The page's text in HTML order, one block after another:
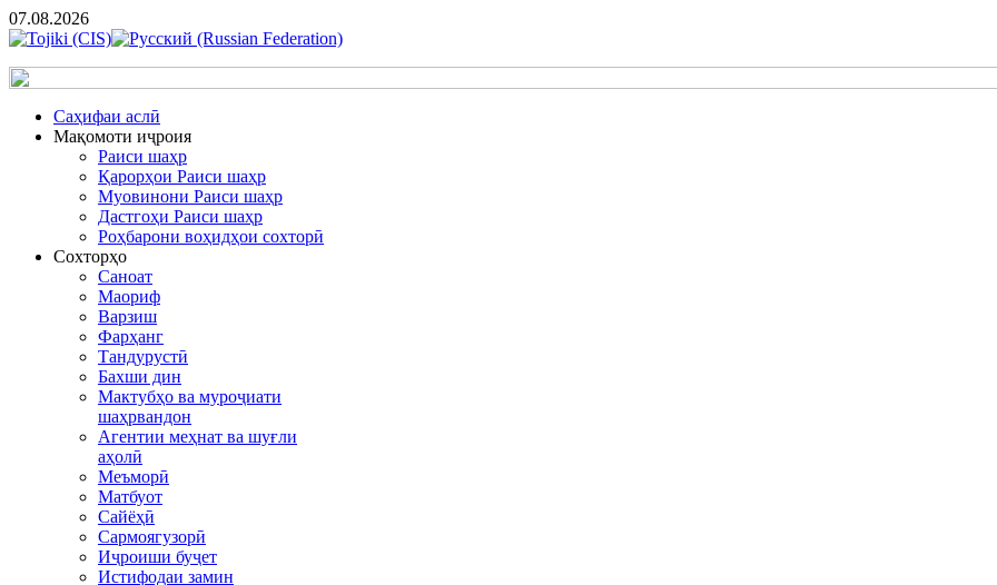
07.08.2026
Cаҳифаи аслӣ
Мақомоти иҷроия
Раиси шаҳр
Қарорҳои Раиси шаҳр
Муовинони Раиси шаҳр
Дастгоҳи Раиси шаҳр
Роҳбарони воҳидҳои сохторӣ
Сохторҳо
Саноат
Маориф
Варзиш
Фарҳанг
Тандурустӣ
Бахши дин
Мактубҳо ва муроҷиати
шаҳрвандон
Агентии меҳнат ва шуғли
аҳолӣ
Меъморӣ
Матбуот
Сайёҳӣ
Сармоягузорӣ
Иҷроиши буҷет
Истифодаи замин